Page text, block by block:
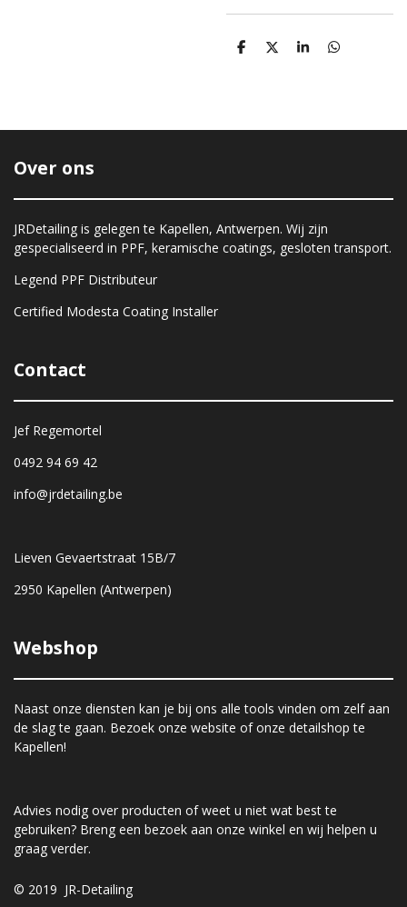
D
D
S
D
Over ons
JRDetailing is gelegen te Kapellen, Antwerpen. Wij zijn
gespecialiseerd in PPF, keramische coatings, gesloten transport.
Legend PPF Distributeur
Certified Modesta Coating Installer
Contact
Jef Regemortel
0492 94 69 42
info@jrdetailing.be
Lieven Gevaertstraat 15B/7
2950 Kapellen (Antwerpen)
Webshop
Naast onze diensten kan je bij ons alle tools vinden om zelf aan
de slag te gaan. Bezoek onze website of onze detailshop te
Kapellen!
Advies nodig over producten of weet u niet wat best te
gebruiken? Breng een bezoek aan onze winkel en wij helpen u
graag verder.
© 2019 JR-Detailing